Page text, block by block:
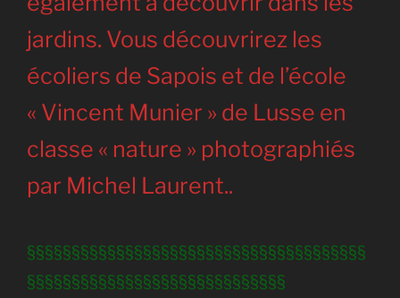
jardins. Vous découvrirez les
écoliers de Sapois et de l’école
« Vincent Munier » de Lusse en
classe « nature » photographiés
par Michel Laurent..
§§§§§§§§§§§§§§§§§§§§§§§§§§§§§§§§§§§§§§
§§§§§§§§§§§§§§§§§§§§§§§§§§§§§